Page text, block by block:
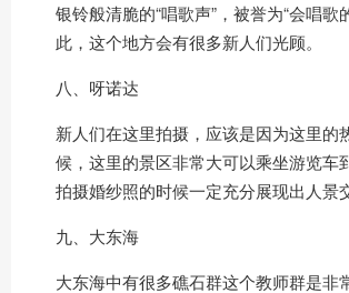
银铃般清脆的“唱歌声”，被誉为“会唱歌
此，这个地方会有很多新人们光顾。
八、呀诺达
新人们在这里拍摄，应该是因为这里的
候，这里的景区非常大可以乘坐游览车
拍摄婚纱照的时候一定充分展现出人景
九、大东海
大东海中有很多礁石群这个教师群是非